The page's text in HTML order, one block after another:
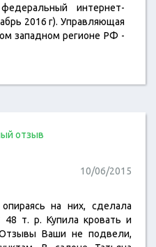
интернет-
2016 г). Управляющая
западном регионе РФ -
отзыв
10/06/2015
на них, сделала
48 т. р. Купила кровать и
Ваши не подвели,